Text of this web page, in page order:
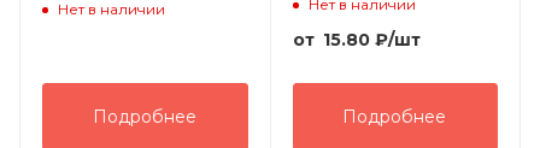
Нет в наличии
Подробнее
Нет в наличии
от 15.80₽/шт
Подробнее